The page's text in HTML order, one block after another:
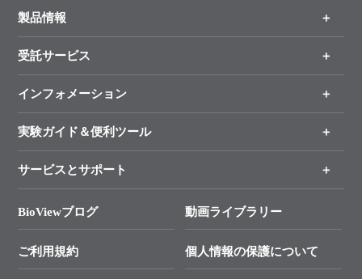
製品情報
製品一覧
手法から製品を探す
新製品情報
受託サービス
オンライン注文
インフォメーション
キャンペーン
タカラバイオ各種会員募集のお知らせ
終売製品のお知らせ
価格改定のご案内
実験ガイド＆便利ツール
リアルタイムPCR実験のススメ
幹細胞・再生医療研究ガイド
クローニング実験ガイド
サービスとサポート
総合お問い合わせ
BioViewブログ 動画ライブラリー
ご利用規約 個人情報の保護について